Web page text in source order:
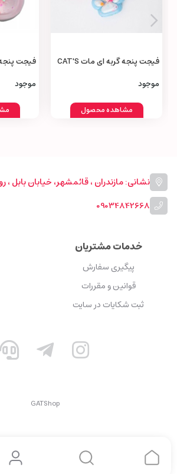
فیجت پنجه گربه‌ ای مات CAT'S
موجود
مشاهده محصول
موجود
نشانی: مازندران ، قائمشهر، خیابان بابل ،
09034842668
خدمات مشتریان
پیگیری سفارش
قوانین و مقررات
ثبت شکایات در سایت
GATShop